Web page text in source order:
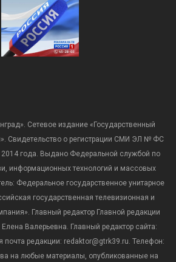
Сетевое издание «Государственный
Свидетельство о регистрации СМИ ЭЛ № ФС
2014 года. Выдано Федеральной службой по
информационных технологий и массовых
Федеральное государственное унитарное
государственная телевизионная и
Главный редактор Главной редакции
Валерьевна. Главный редактор сайта:
почта редакции: redaktor@gtrk39.ru. Телефон:
на любые материалы, опубликованные на